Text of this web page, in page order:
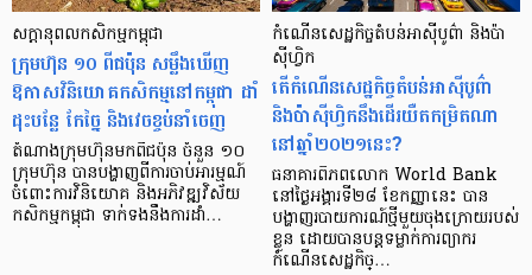
សក្ដានុពល​កសិកម្ម​កម្ពុជា
ក្រុមហ៊ុន ១០ ពីជប៉ុន សម្លឹងឃើញ
ឱកាសវិនិយោគកសិកម្មនៅកម្ពុជា ដាំ
ដុះបន្លែ កែច្នៃ និងវេចខ្ចប់នាំចេញ
តំណាងក្រុមហ៊ុនមកពីជប៉ុន ចំនួន ១០
ក្រុមហ៊ុន បានបង្ហាញពីការចាប់អារម្មណ៍
ចំពោះការវិនិយោគ និងអភិវឌ្ឍវិស័យ
កសិកម្មកម្ពុជា ទាក់ទងនឹងការដាំ…
កំណើនសេដ្ឋកិច្ចតំបន់អាស៊ីបូព៌ា និងប៉ា
ស៊ីហ្វិក
តើកំណើនសេដ្ឋកិច្ចតំបន់អាស៊ីបូព៌ា
និងប៉ាស៊ីហ្វិកនឹងដើរយឺតកម្រិតណា
នៅឆ្នាំ២០២១នេះ?
ធនាគារពិភពលោក World Bank
នៅថ្ងៃអង្គារទី២៨ ខែកញ្ញានេះ បាន
បង្ហាញរបាយការណ៍ថ្មីមួយចុងក្រោយរបស់
ខ្លួន ដោយបានបន្តទម្លាក់ការព្យាករ
កំណើនសេដ្ឋកិច្…